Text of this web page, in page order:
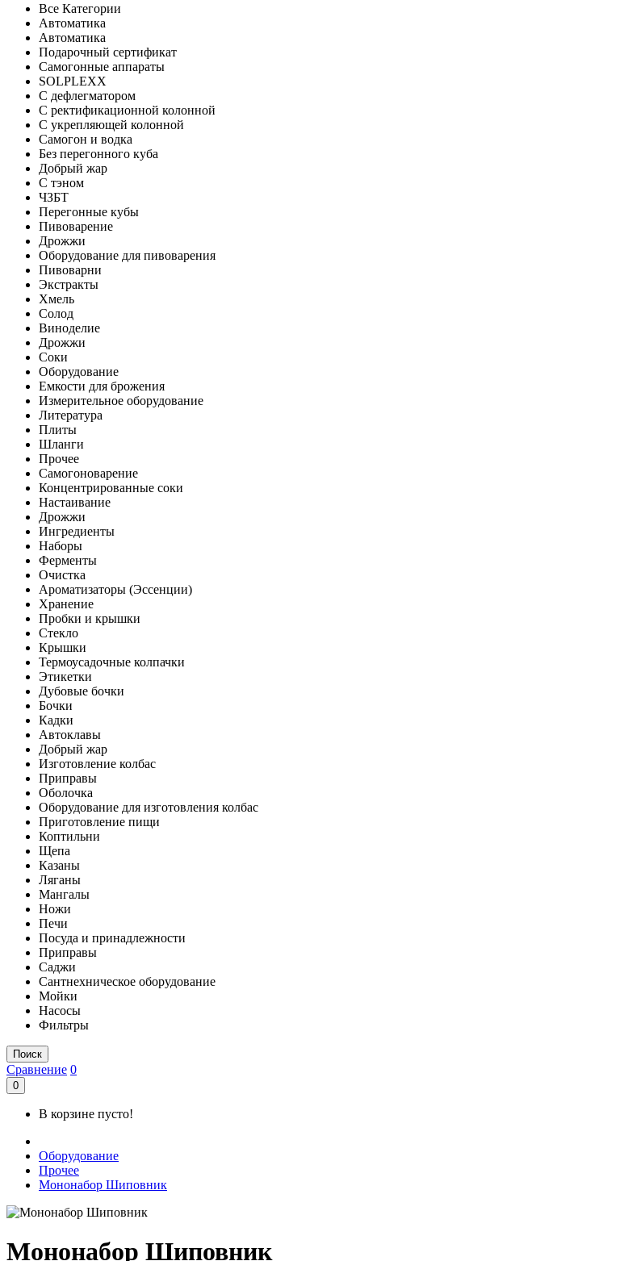
Все Категории
Автоматика
Автоматика
Подарочный сертификат
Самогонные аппараты
SOLPLEXX
С дефлегматором
С ректификационной колонной
С укрепляющей колонной
Самогон и водка
Без перегонного куба
Добрый жар
С тэном
ЧЗБТ
Перегонные кубы
Пивоварение
Дрожжи
Оборудование для пивоварения
Пивоварни
Экстракты
Хмель
Солод
Виноделие
Дрожжи
Соки
Оборудование
Емкости для брожения
Измерительное оборудование
Литература
Плиты
Шланги
Прочее
Самогоноварение
Концентрированные соки
Настаивание
Дрожжи
Ингредиенты
Наборы
Ферменты
Очистка
Ароматизаторы (Эссенции)
Хранение
Пробки и крышки
Стекло
Крышки
Термоусадочные колпачки
Этикетки
Дубовые бочки
Бочки
Кадки
Автоклавы
Добрый жар
Изготовление колбас
Приправы
Оболочка
Оборудование для изготовления колбас
Приготовление пищи
Коптильни
Щепа
Казаны
Ляганы
Мангалы
Ножи
Печи
Посуда и принадлежности
Приправы
Саджи
Сантнехническое оборудование
Мойки
Насосы
Фильтры
Поиск
Сравнение 0
0
В корзине пусто!
Оборудование
Прочее
Мононабор Шиповник
Мононабор Шиповник